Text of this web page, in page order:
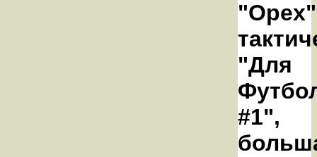
"Для
#1",